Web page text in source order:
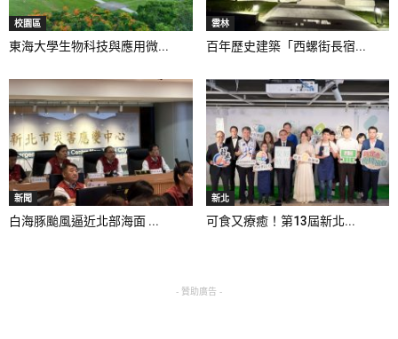
校園區
東海大學生物科技與應用微...
雲林
百年歷史建築「西螺街長宿...
新聞
白海豚颱風逼近北部海面 ...
新北
可食又療癒！第13屆新北...
- 贊助廣告 -